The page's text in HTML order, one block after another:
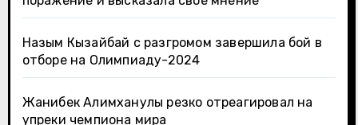
Назым Кызайбай с разгромом завершила бой в
отборе на Олимпиаду-2024
Жанибек Алимханулы резко отреагировал на
упреки чемпиона мира